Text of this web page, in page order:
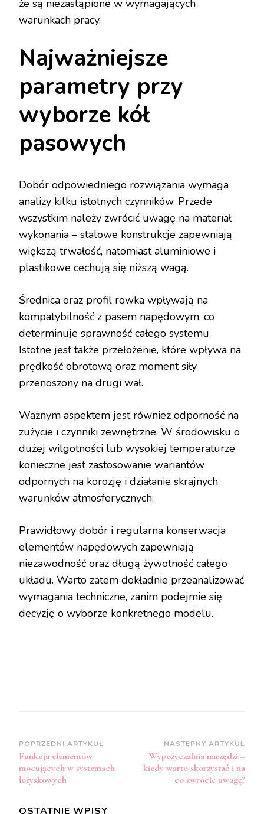
że są niezastąpione w wymagających
warunkach pracy.
Najważniejsze
parametry przy
wyborze kół
pasowych
Dobór odpowiedniego rozwiązania wymaga
analizy kilku istotnych czynników. Przede
wszystkim należy zwrócić uwagę na materiał
wykonania – stalowe konstrukcje zapewniają
większą trwałość, natomiast aluminiowe i
plastikowe cechują się niższą wagą.
Średnica oraz profil rowka wpływają na
kompatybilność z pasem napędowym, co
determinuje sprawność całego systemu.
Istotne jest także przełożenie, które wpływa na
prędkość obrotową oraz moment siły
przenoszony na drugi wał.
Ważnym aspektem jest również odporność na
zużycie i czynniki zewnętrzne. W środowisku o
dużej wilgotności lub wysokiej temperaturze
konieczne jest zastosowanie wariantów
odpornych na korozję i działanie skrajnych
warunków atmosferycznych.
Prawidłowy dobór i regularna konserwacja
elementów napędowych zapewniają
niezawodność oraz długą żywotność całego
układu. Warto zatem dokładnie przeanalizować
wymagania techniczne, zanim podejmie się
decyzję o wyborze konkretnego modelu.
Zobacz
wpisy
POPRZEDNI ARTYKUŁ
Funkcja elementów
mocujących w systemach
łożyskowych
NASTĘPNY ARTYKUŁ
Wypożyczalnia narzędzi –
kiedy warto skorzystać i na
co zwrócić uwagę?
OSTATNIE WPISY